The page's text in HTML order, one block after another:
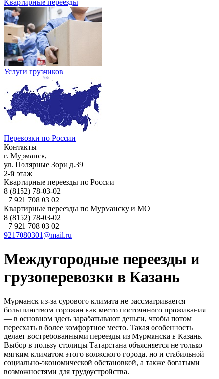
Квартирные переезды
Услуги грузчиков
Перевозки по России
Контакты
г. Мурманск,
ул. Полярные Зори д.39
2-й этаж
Квартирные переезды по России
8 (8152) 78-03-02
+7 921 708 03 02
Квартирные переезды по Мурманску и МО
8 (8152) 78-03-02
+7 921 708 03 02
9217080301@mail.ru
Междугородные переезды и
грузоперевозки в Казань
Мурманск из-за сурового климата не рассматривается
большинством горожан как место постоянного проживания
— в основном здесь зарабатывают деньги, чтобы потом
переехать в более комфортное место. Такая особенность
делает востребованными переезды из Мурманска в Казань.
Выбор в пользу столицы Татарстана объясняется не только
мягким климатом этого волжского города, но и стабильной
социально-экономической обстановкой, а также богатыми
возможностями для трудоустройства.